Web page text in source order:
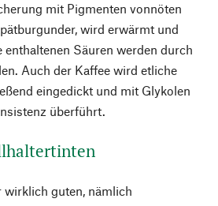
mit Pigmenten vonnöten
wird erwärmt und
Säuren werden durch
Auch der Kaffee wird etliche
eingedickt und mit Glykolen
überführt.
wirklich guten, nämlich